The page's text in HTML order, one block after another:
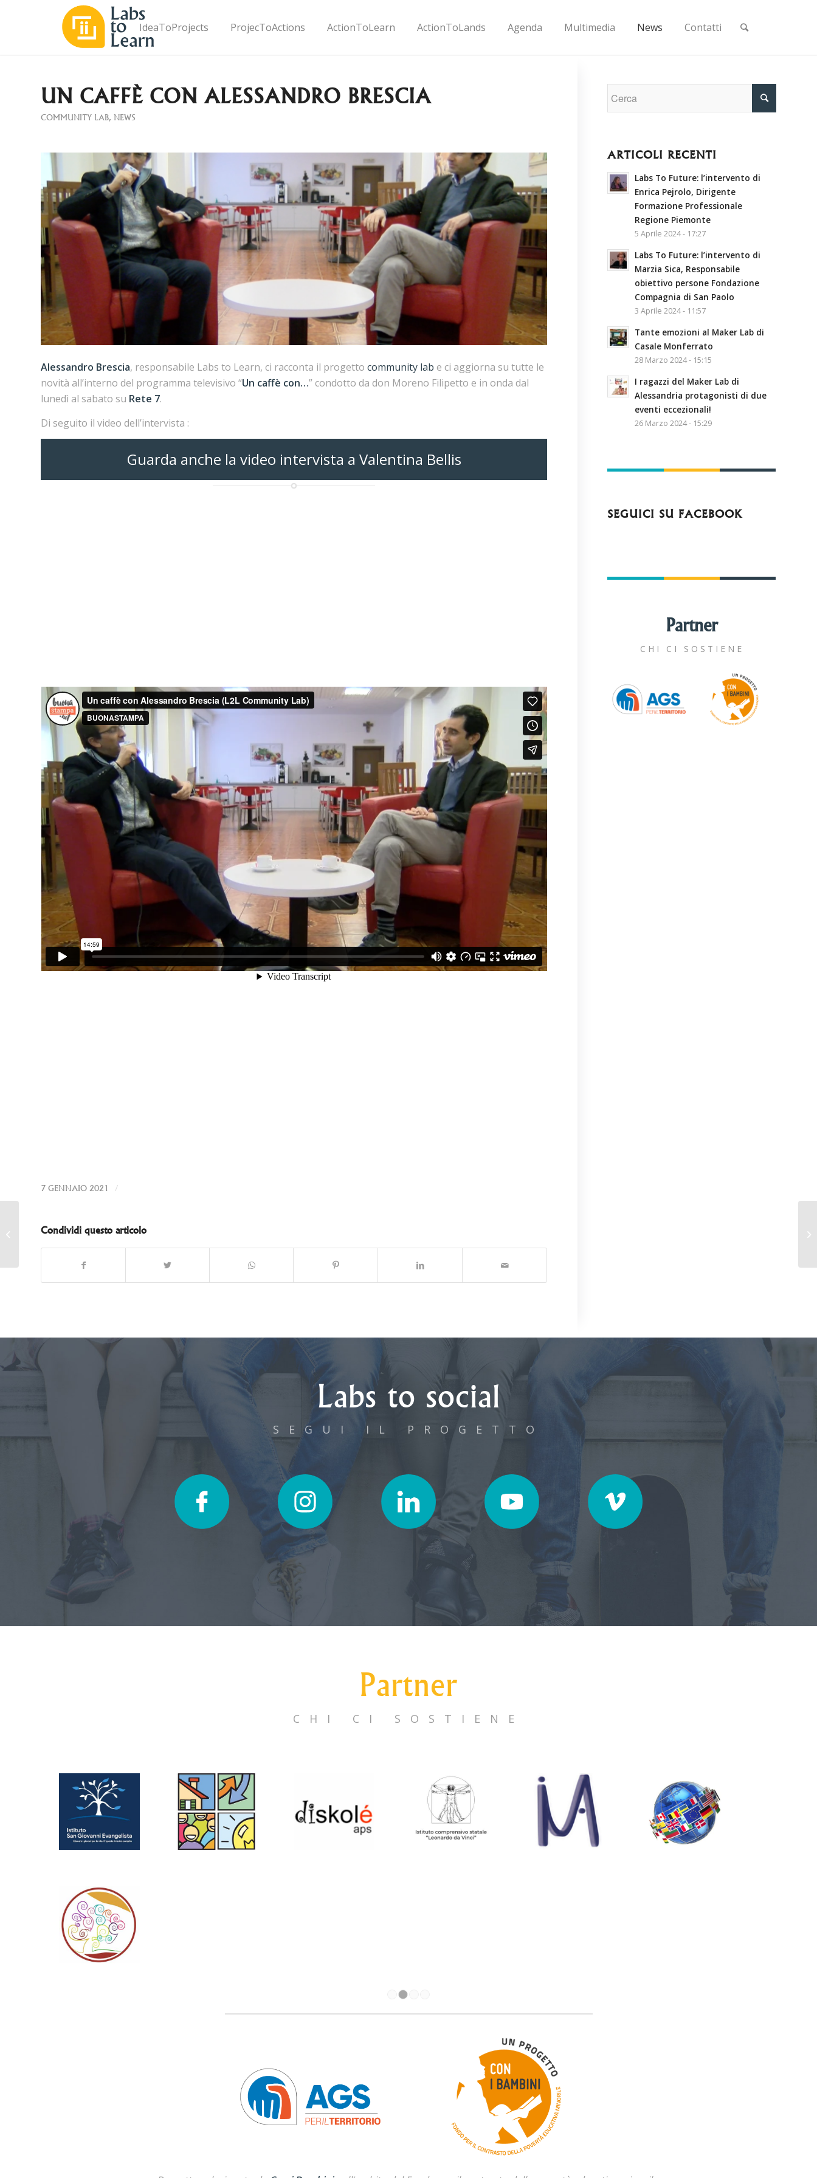
IdeaToProjects ProjecToActions ActionToLearn ActionToLands Agenda Multimedia News Contatti
UN CAFFÈ CON ALESSANDRO BRESCIA
COMMUNITY LAB, NEWS
Alessandro Brescia, responsabile Labs to Learn, ci racconta il progetto community lab e ci aggiorna su tutte le
novità all’interno del programma televisivo “Un caffè con…” condotto da don Moreno Filipetto e in onda dal
lunedì al sabato su Rete 7.
Di seguito il video dell’intervista :
Guarda anche la video intervista a Valentina Bellis
7 GENNAIO 2021 /
Condividi questo articolo
ARTICOLI RECENTI
Labs To Future: l’intervento di
Enrica Pejrolo, Dirigente
Formazione Professionale
Regione Piemonte
5 Aprile 2024 - 17:27
Labs To Future: l’intervento di
Marzia Sica, Responsabile
obiettivo persone Fondazione
Compagnia di San Paolo
3 Aprile 2024 - 11:57
Tante emozioni al Maker Lab di
Casale Monferrato
28 Marzo 2024 - 15:15
I ragazzi del Maker Lab di
Alessandria protagonisti di due
eventi eccezionali!
26 Marzo 2024 - 15:29
SEGUICI SU FACEBOOK
Partner
CHI CI SOSTIENE
Labs to social
SEGUI IL PROGETTO
Partner
CHI CI SOSTIENE
Un caffè con Valentina